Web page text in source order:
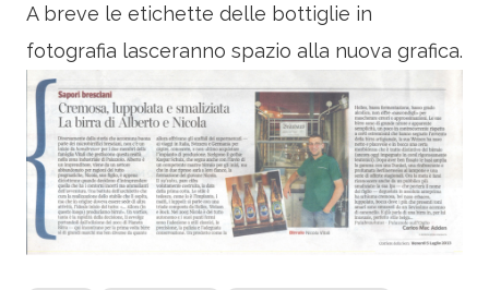
A breve le etichette delle bottiglie in
fotografia lasceranno spazio alla nuova grafica.